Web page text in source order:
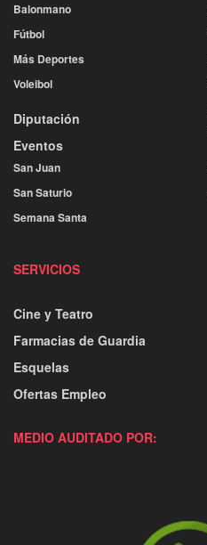
Balonmano
Fútbol
Más Deportes
Voleibol
Diputación
Eventos
San Juan
San Saturio
Semana Santa
SERVICIOS
Cine y Teatro
Farmacias de Guardia
Esquelas
Ofertas Empleo
MEDIO AUDITADO POR: